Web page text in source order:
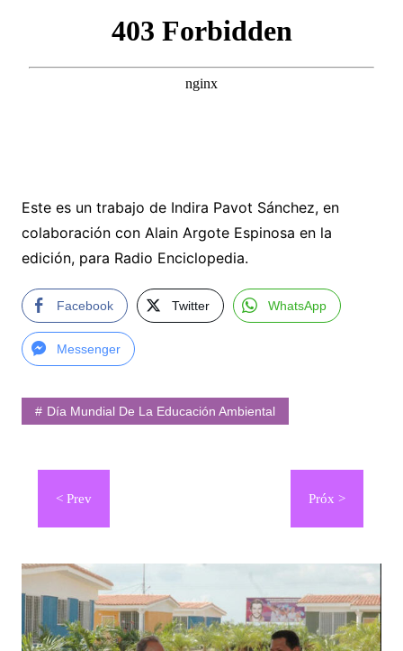
Este es un trabajo de Indira Pavot Sánchez, en
colaboración con Alain Argote Espinosa en la
edición, para Radio Enciclopedia.
Facebook Twitter WhatsApp
Messenger
Día Mundial De La Educación Ambiental
Navegación
entradas